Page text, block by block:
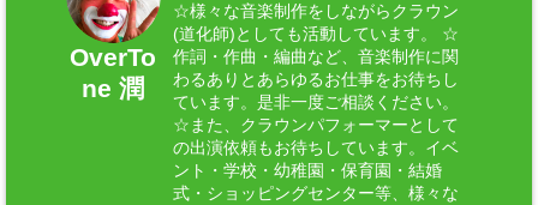
OverTo
ne 潤
☆様々な音楽制作をしながらクラウン
(道化師)としても活動しています。 ☆
作詞・作曲・編曲など、音楽制作に関
わるありとあらゆるお仕事をお待ちし
ています。是非一度ご相談ください。
☆また、クラウンパフォーマーとして
の出演依頼もお待ちしています。イベ
ント・学校・幼稚園・保育園・結婚
式・ショッピングセンター等、様々な